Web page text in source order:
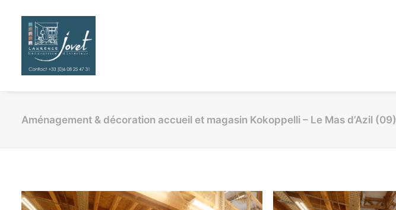
Aménagement & décoration accueil et magasin Kokoppelli – Le Mas d’Azil (09)